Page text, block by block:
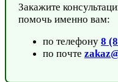
Закажите
помочь именно вам:
по телефону 8
по почте